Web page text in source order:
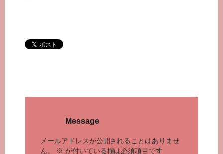
Message
メールアドレスが公開されることはありませ
ん。
※ が付いている欄は必須項目です